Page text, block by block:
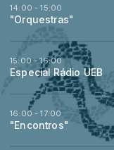
14:00 - 15:00
"Orquestras"
15:00 - 16:00
Especial Rádio UEB
16:00 - 17:00
"Encontros"